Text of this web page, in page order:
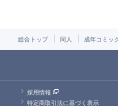
総合トップ 同人 成年コミッ
採用情報
特定商取引法に基づく表示